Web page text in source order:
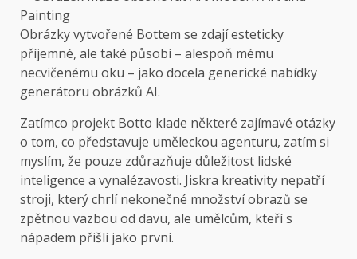
Obrázky vytvořené Bottem se zdají esteticky
příjemné, ale také působí – alespoň mému
necvičenému oku – jako docela generické nabídky
generátoru obrázků AI.
Zatímco projekt Botto klade některé zajímavé otázky
o tom, co představuje uměleckou agenturu, zatím si
myslím, že pouze zdůrazňuje důležitost lidské
inteligence a vynalézavosti. Jiskra kreativity nepatří
stroji, který chrlí nekonečné množství obrazů se
zpětnou vazbou od davu, ale umělcům, kteří s
nápadem přišli jako první.